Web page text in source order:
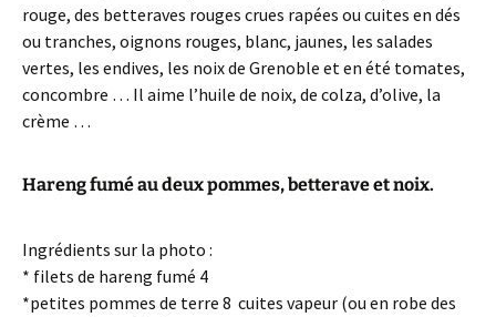
rouge, des betteraves rouges crues rapées ou cuites en dés
ou tranches, oignons rouges, blanc, jaunes, les salades
vertes, les endives, les noix de Grenoble et en été tomates,
concombre … Il aime l’huile de noix, de colza, d’olive, la
crème …
Hareng fumé au deux pommes, betterave et noix.
Ingrédients sur la photo :
* filets de hareng fumé 4
*petites pommes de terre 8 cuites vapeur (ou en robe des